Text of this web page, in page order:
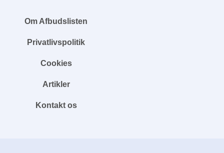
Om Afbudslisten
Privatlivspolitik
Cookies
Artikler
Kontakt os